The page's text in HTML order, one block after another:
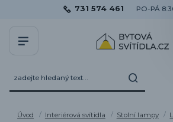
731 574 461 PO-PÁ
Úvod Interiérová svítidla Stolní lampy